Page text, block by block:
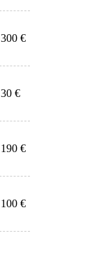
300 €
30 €
190 €
100 €